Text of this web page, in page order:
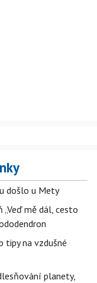
došlo u Mety
mě dál, cesto
tipy na vzdušné
planety,